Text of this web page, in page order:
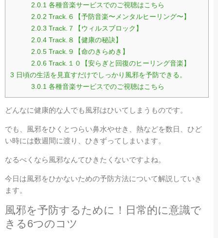
2.0.1 各種音楽サービスでのご視聴はこちら
2.0.2 Track.６【予防音楽〜メンタルヒーリング〜】
2.0.3 Track.７【ウィルスブロック】
2.0.4Track.８【健康の秘訣】
2.0.5Track.９【命のきらめき】
2.0.6Track.１０【安らぎと回復のヒーリング音楽】
3 日頃の生活を見直すだけでしっかり風邪を予防できる。
3.0.1 各種音楽サービスでのご視聴はこちら
どんなに健康的な人でも風邪はひいてしまうものです。
でも、風邪をひくとつらい鼻水やせき、熱などを数日、ひど
い時には数週間に渡り、ひきずってしまいます。
なるべくなら風邪なんてひきたくないですよね。
今日は風邪をひかないための予防方法について解説していき
ます。
風邪を予防するために！日常的に意識で
きる6つのコツ